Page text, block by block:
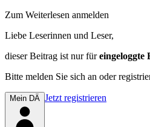
Zum Weiterlesen anmelden
Liebe Leserinnen und Leser,
dieser Beitrag ist nur füreingeloggte
Bitte melden Sie sich an oder
Mein DÄ Jetzt registrieren